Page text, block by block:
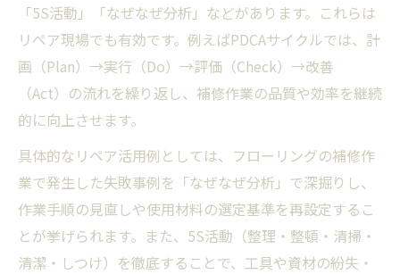
「5S活動」「なぜなぜ分析」などがあります。これらは
リペア現場でも有効です。例えばPDCAサイクルでは、計
画（Plan）→実行（Do）→評価（Check）→改善
（Act）の流れを繰り返し、補修作業の品質や効率を継続
的に向上させます。
具体的なリペア活用例としては、フローリングの補修作
業で発生した失敗事例を「なぜなぜ分析」で深掘りし、
作業手順の見直しや使用材料の選定基準を再設定するこ
とが挙げられます。また、5S活動（整理・整頓・清掃・
清潔・しつけ）を徹底することで、工具や資材の紛失・